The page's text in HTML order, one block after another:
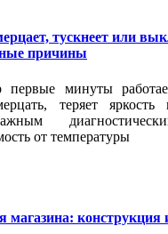
тускнеет или
причины
первые минуты
теряет
от температуры
магазина: конструкция